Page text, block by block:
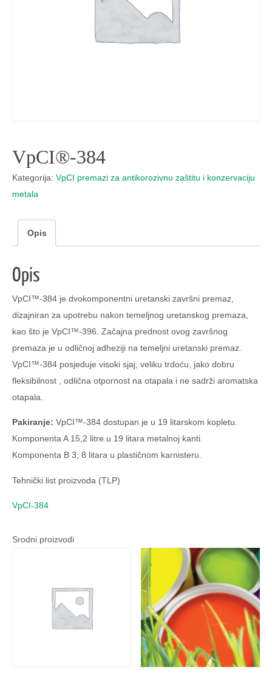
VpCI®-384
Kategorija: VpCI premazi za antikorozivnu zaštitu i konzervaciju
metala
Opis
Opis
VpCI™-384 je dvokomponentni uretanski završni premaz,
dizajniran za upotrebu nakon temeljnog uretanskog premaza,
kao što je VpCI™-396. Začajna prednost ovog završnog
premaza je u odličnoj adheziji na temeljni uretanski premaz.
VpCI™-384 posjeduje visoki sjaj, veliku trdoću, jako dobru
fleksibilnost , odlična otpornost na otapala i ne sadrži aromatska
otapala.
Pakiranje: VpCI™-384 dostupan je u 19 litarskom kopletu.
Komponenta A 15,2 litre u 19 litara metalnoj kanti.
Komponenta B 3, 8 litara u plastičnom karnisteru.
Tehnički list proizvoda (TLP)
VpCI-384
Srodni proizvodi